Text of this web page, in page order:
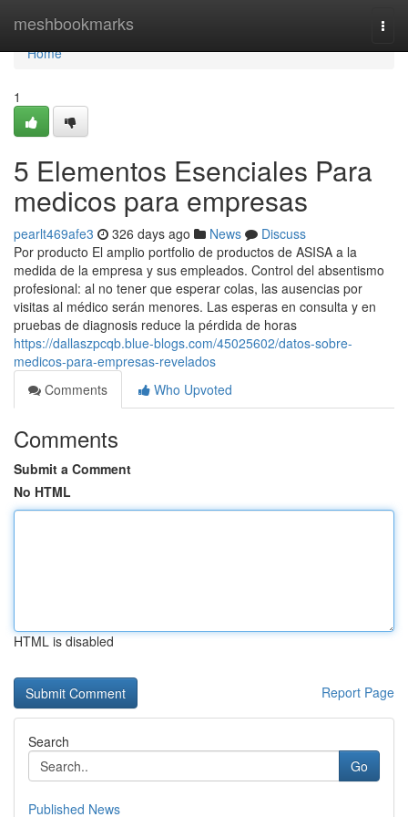
meshbookmarks
Home
Home
1
5 Elementos Esenciales Para
medicos para empresas
pearlt469afe3 326 days ago News
Discuss
Por producto El amplio portfolio de productos de ASISA a la
medida de la empresa y sus empleados. Control del absentismo
profesional: al no tener que esperar colas, las ausencias por
visitas al médico serán menores. Las esperas en consulta y en
pruebas de diagnosis reduce la pérdida de horas
https://dallaszpcqb.blue-blogs.com/45025602/datos-sobre-
medicos-para-empresas-revelados
Comments
Who Upvoted
Comments
Submit a Comment
No HTML
HTML is disabled
Report Page
Search
Go
Published News